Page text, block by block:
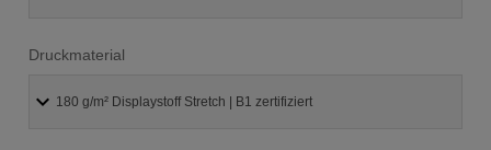
Druckmaterial